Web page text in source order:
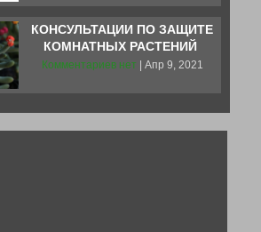
КОНСУЛЬТАЦИИ ПО ЗАЩИТЕ
КОМНАТНЫХ РАСТЕНИЙ
Комментариев нет | Апр 9, 2021